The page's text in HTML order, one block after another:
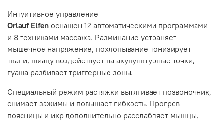
Интуитивное управление
Orlauf Elfen оснащен 12 автоматическими программами
и 8 техниками массажа. Разминание устраняет
мышечное напряжение, похлопывание тонизирует
ткани, шиацу воздействует на акупунктурные точки,
гуаша разбивает триггерные зоны.
Специальный режим растяжки вытягивает позвоночник,
снимает зажимы и повышает гибкость. Прогрев
поясницы и икр дополнительно расслабляет мышцы,